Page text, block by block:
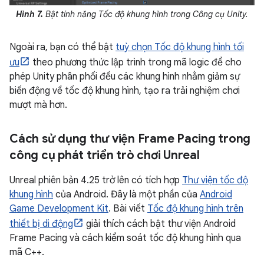
Hình 7. Bật tính năng Tốc độ khung hình trong Công cụ Unity.
Ngoài ra, bạn có thể bật tuỳ chọn Tốc độ khung hình tối
ưu
theo phương thức lập trình trong mã logic để cho
phép Unity phân phối đều các khung hình nhằm giảm sự
biến động về tốc độ khung hình, tạo ra trải nghiệm chơi
mượt mà hơn.
Cách sử dụng thư viện Frame Pacing trong
công cụ phát triển trò chơi Unreal
Unreal phiên bản 4.25 trở lên có tích hợp Thư viện tốc độ
khung hình của Android. Đây là một phần của Android
Game Development Kit. Bài viết Tốc độ khung hình trên
thiết bị di động
giải thích cách bật thư viện Android
Frame Pacing và cách kiểm soát tốc độ khung hình qua
mã C++.